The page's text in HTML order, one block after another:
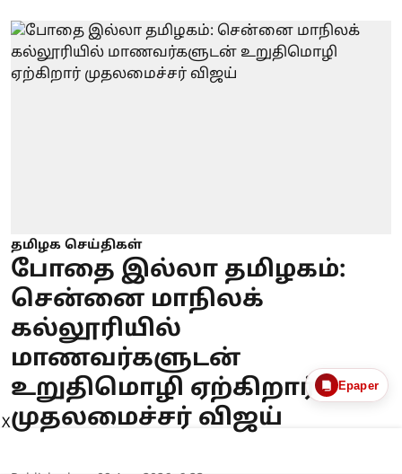
தமிழக செய்திகள்
போதை இல்லா தமிழகம்:
சென்னை மாநிலக்
கல்லூரியில்
மாணவர்களுடன்
உறுதிமொழி ஏற்கிறார்
முதலமைச்சர் விஜய்
Epaper
X